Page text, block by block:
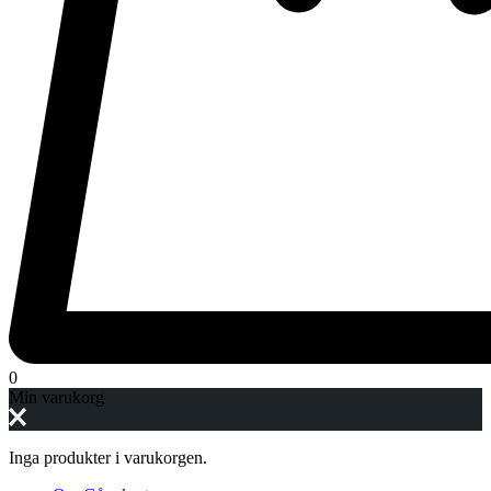
0
Min varukorg
Inga produkter i varukorgen.